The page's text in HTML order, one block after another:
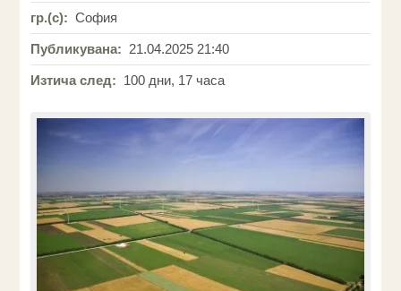
гр.(с): София
Публикувана: 21.04.2025 21:40
Изтича след: 100 дни, 17 часа